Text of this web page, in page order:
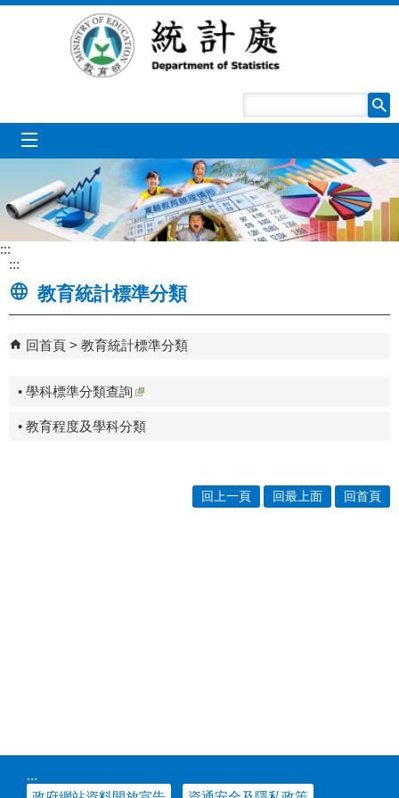
跳到主要內容區塊
:::
:::
教育統計標準分類
回首頁 教育統計標準分類
• 學科標準分類查詢
• 教育程度及學科分類
回上一頁 回最上面 回首頁
:::